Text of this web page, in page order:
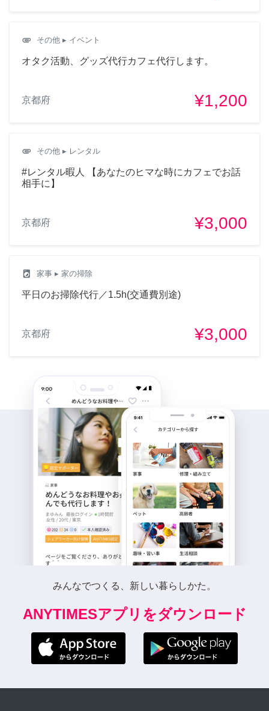
attachment その他 ▸ イベント
オタク活動、グッズ代行カフェ代行します。
京都府 ¥1,200
attachment その他 ▸ レンタル
#レンタル暇人 【あなたのヒマな時にカフェでお話
相手に】
京都府 ¥3,000
local_laundry_service 家事 ▸ 家の掃除
平日のお掃除代行／1.5h(交通費別途)
京都府 ¥3,000
みんなでつくる、新しい暮らしかた。
ANYTIMESアプリをダウンロード